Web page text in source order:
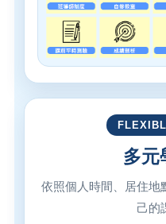
多元
依照個人時間、居住地
己的